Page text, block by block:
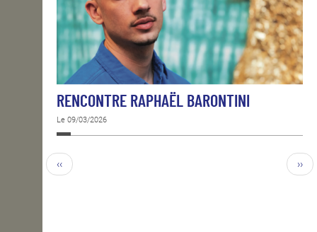
RENCONTRE RAPHAËL BARONTINI
Le 09/03/2026
‹‹ ››